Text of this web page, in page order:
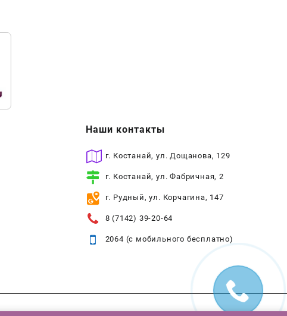
Наши контакты
г. Костанай, ул. Дощанова, 129
г. Костанай, ул. Фабричная, 2
г. Рудный, ул. Корчагина, 147
8 (7142) 39-20-64
2064 (с мобильного бесплатно)